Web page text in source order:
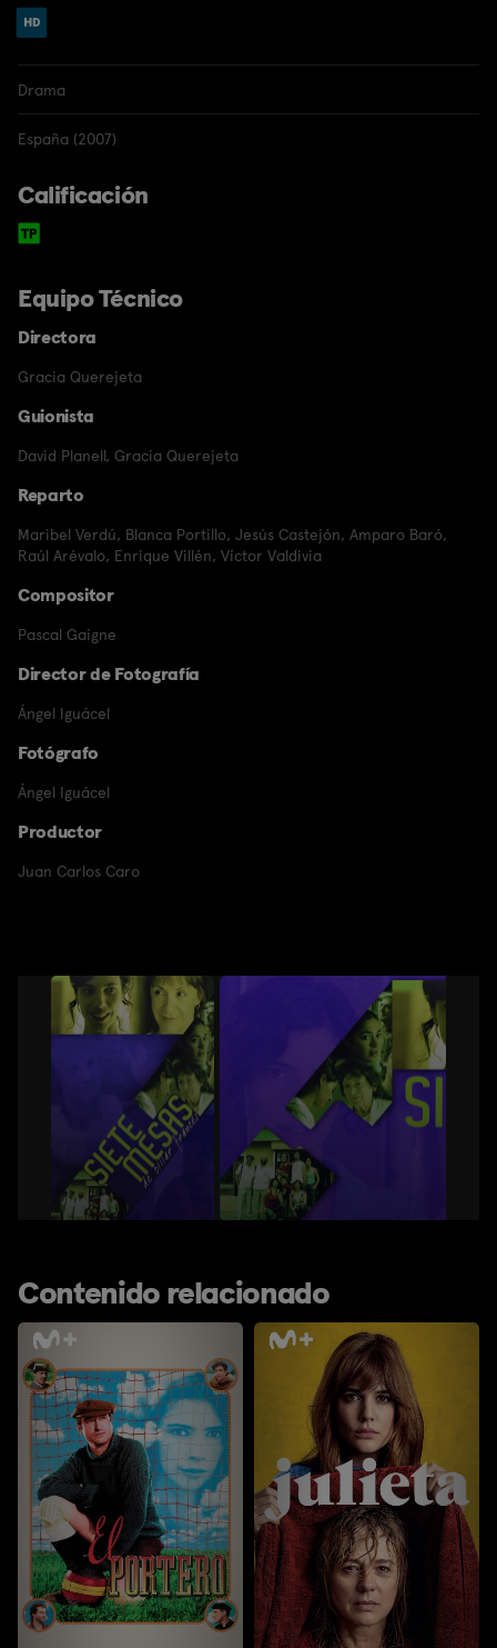
Drama
España (2007)
Calificación
Equipo Técnico
Directora
Gracia Querejeta
Guionista
David Planell, Gracia Querejeta
Reparto
Maribel Verdú, Blanca Portillo, Jesús Castejón, Amparo Baró,
Raúl Arévalo, Enrique Villén, Víctor Valdivia
Compositor
Pascal Gaigne
Director de Fotografía
Ángel Iguácel
Fotógrafo
Ángel Iguácel
Productor
Juan Carlos Caro
Contenido relacionado